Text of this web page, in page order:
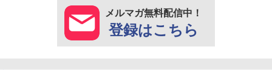
メルマガ無料配信中！
登録はこちら